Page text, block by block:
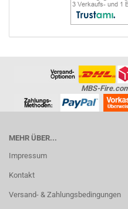
MBS-
MEHR ÜBER...
Impressum
Kontakt
Versand- & Zahlungsbedingungen